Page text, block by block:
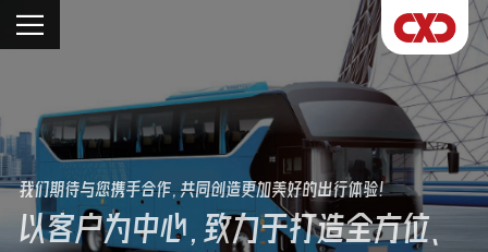
我们期待与您携手合作，共同创造更加美好的出行体验！
以客户为中心，致力于打造全方位、